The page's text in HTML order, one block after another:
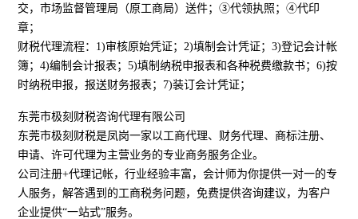
交，市场监督管理局（原工商局）送件；③代领执照；④代印
章；
财税代理流程：1)审核原始凭证；2)填制会计凭证；3)登记会计帐
簿；4)编制会计报表；5)填制纳税申报表和各种税费缴款书；6)按
时纳税申报，报送财务报表；7)装订会计凭证；
东莞市极刻财税咨询代理有限公司
东莞市极刻财税是凤岗一家以工商代理、财务代理、商标注册、
申请、许可代理为主营业务的专业商务服务企业。
公司注册+代理记帐，行业经验丰富，会计师为你提供一对一的专
人服务，解答遇到的工商税务问题，免费提供咨询建议，为客户
企业提供“一站式”服务。